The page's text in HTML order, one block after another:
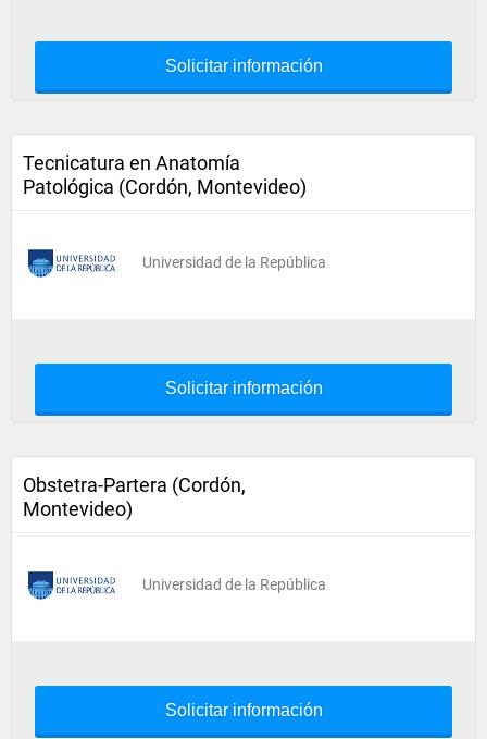
Solicitar información
Tecnicatura en Anatomía
Patológica (Cordón, Montevideo)
Universidad de la República
Solicitar información
Obstetra-Partera (Cordón,
Montevideo)
Universidad de la República
Solicitar información